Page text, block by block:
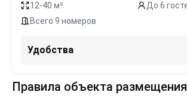
12-40 м²
До 6
Всего 9 номеров
Удобства
Правила объекта размещения